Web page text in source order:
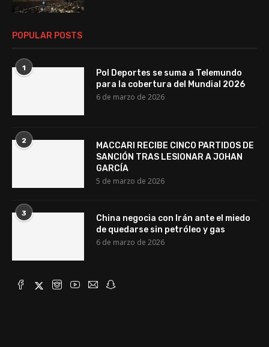
POPULAR POSTS
1
Pol Deportes se suma a Telemundo
para la cobertura del Mundial 2026
6 de marzo de 2026
2
MACCARI RECIBE CINCO PARTIDOS DE
SANCIÓN TRAS LESIONAR A JOHAN
GARCÍA
5 de marzo de 2026
3
China negocia con Irán ante el miedo
de quedarse sin petróleo y gas
6 de marzo de 2026